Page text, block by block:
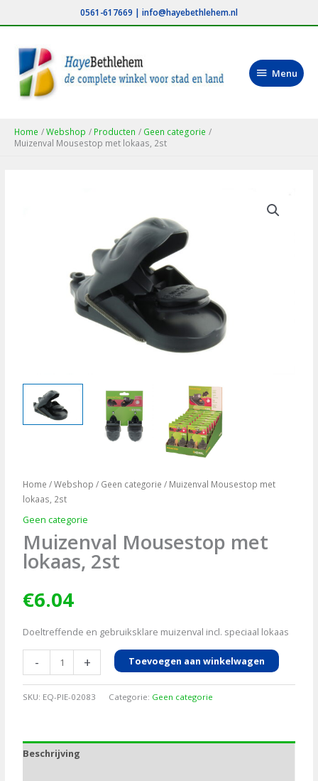
naar
inhoud
0561-617669 | info@hayebethlehem.nl
Menu
Menu
Home Webshop Producten
Geen categorie
Muizenval Mousestop met lokaas, 2st
Home /Webshop / Geen categorie / Muizenval Mousestop met
lokaas, 2st
Geen categorie
Muizenval Mousestop met
lokaas, 2st
€6.04
Doeltreffende en gebruiksklare muizenval incl. speciaal lokaas
-
Muizenval
Mousestop
met
lokaas,
aantal
+ Toevoegen aan winkelwagen
SKU: EQ-PIE-02083 Categorie: Geen categorie
Beschrijving